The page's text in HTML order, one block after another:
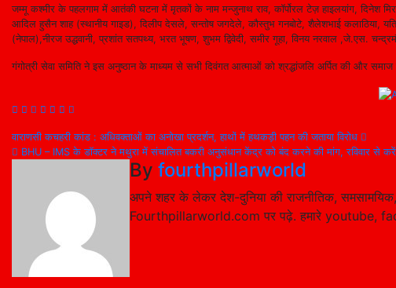
जम्मू कश्मीर के पहलगाम में आतंकी घटना में मृतकों के नाम मन्जुनाथ राव, कॉर्पोरल टेज़ हाइलयांग, दिनेश
आदिल हुसैन शाह (स्थानीय गाइड), दिलीप देसले, सन्तोष जगदेले, कौस्तुभ गनबोटे, शैलेशभाई कलाठिया,
(नेपाल),नीरज उद्धवानी, प्रशांत सतपथ्य, भरत भूषण, शुभम द्विवेदी, समीर गूहा, विनय नरवाल ,जे.एस.
गंगोत्री सेवा समिति ने इस अनुष्ठान के माध्यम से सभी दिवंगत आत्माओं को श्रद्धांजलि अर्पित की और
Post
navigation
वाराणसी कचहरी कांड : अधिवक्ताओं का अनोखा प्रदर्शन, हाथों में हथकड़ी पहन की जताया विरोध
BHU – IMS के डॉक्टर ने मथुरा में संचालित बकरी अनुसंधान केंद्र को बंद करने की मांग, रविवार से
By fourthpillarworld
अपने शहर के लेकर देश-दुनिया की राजनीतिक, समसामयिक,
Fourthpillarworld.com पर पढ़े. हमारे youtube,